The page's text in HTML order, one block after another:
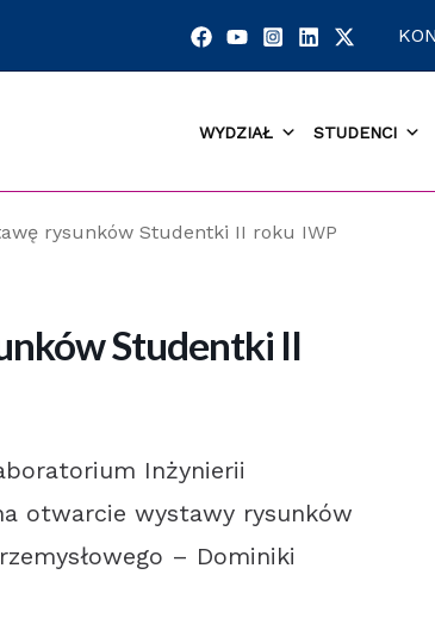
WYDZIAŁ STUDENCI
rysunków Studentki II roku IWP
Studentki II
Inżynierii
otwarcie wystawy rysunków
– Dominiki